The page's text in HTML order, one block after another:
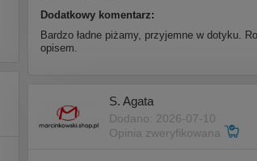
Dodatkowy komentarz:
Bardzo ładne piżamy, przyjemne w dotyku.
opisem.
S. Agata
Dodano: 2026-07-10
Opinia zweryfikowana